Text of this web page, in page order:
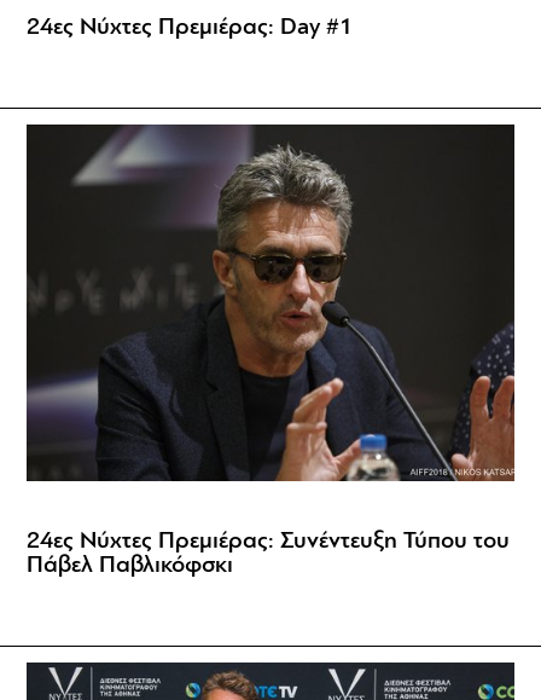
24ες Νύχτες Πρεμιέρας: Day #1
24ες Νύχτες Πρεμιέρας: Συνέντευξη Τύπου του
Πάβελ Παβλικόφσκι